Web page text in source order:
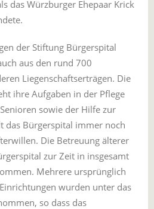
das Würzburger Ehepaar Krick
der Stiftung Bürgerspital
aus den rund 700
Liegenschaftserträgen. Die
ihre Aufgaben in der Pflege
sowie der Hilfe zur
das Bürgerspital immer noch
Die Betreuung älterer
zur Zeit in insgesamt
Mehrere ursprünglich
wurden unter das
so dass das